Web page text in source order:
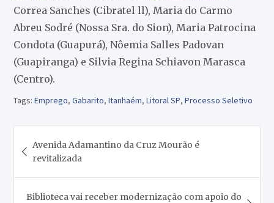
Correa Sanches (Cibratel ll), Maria do Carmo
Abreu Sodré (Nossa Sra. do Sion), Maria Patrocina
Condota (Guapurá), Nôemia Salles Padovan
(Guapiranga) e Silvia Regina Schiavon Marasca
(Centro).
Tags: Emprego, Gabarito, Itanhaém, Litoral SP, Processo Seletivo
de
Post
Avenida Adamantino da Cruz Mourão é
revitalizada
Biblioteca vai receber modernização com apoio do